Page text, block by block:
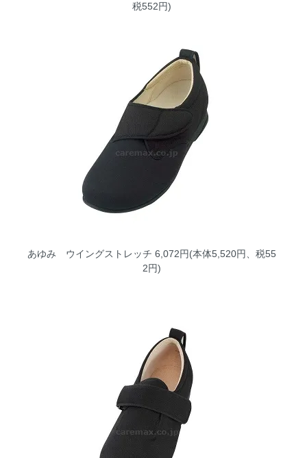
税552円)
あゆみ ウイングストレッチ 6,072円(本体5,520円、税55
2円)